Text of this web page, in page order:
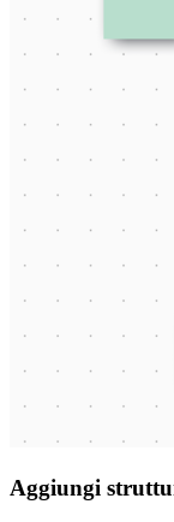
Aggiungi